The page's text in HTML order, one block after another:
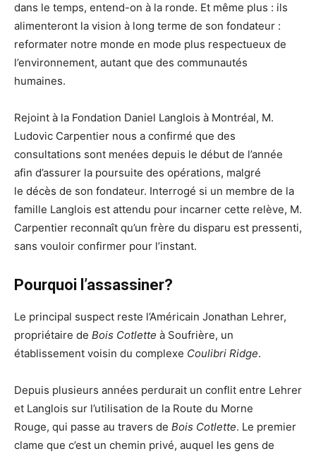
dans le temps, entend-on à la ronde. Et même plus : ils
alimenteront la vision à long terme de son fondateur :
reformater notre monde en mode plus respectueux de
l’environnement, autant que des communautés
humaines.
Rejoint à la Fondation Daniel Langlois à Montréal, M.
Ludovic Carpentier nous a confirmé que des
consultations sont menées depuis le début de l’année
afin d’assurer la poursuite des opérations, malgré
le décès de son fondateur. Interrogé si un membre de la
famille Langlois est attendu pour incarner cette relève, M.
Carpentier reconnaît qu’un frère du disparu est pressenti,
sans vouloir confirmer pour l’instant.
Pourquoi l’assassiner?
Le principal suspect reste l’Américain Jonathan Lehrer,
propriétaire de Bois Cotlette à Soufrière, un
établissement voisin du complexe Coulibri Ridge.
Depuis plusieurs années perdurait un conflit entre Lehrer
et Langlois sur l’utilisation de la Route du Morne
Rouge, qui passe au travers de Bois Cotlette. Le premier
clame que c’est un chemin privé, auquel les gens de